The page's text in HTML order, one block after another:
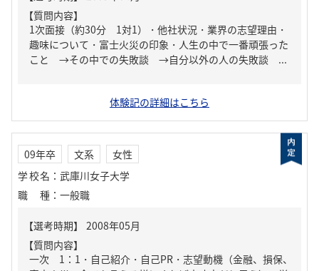
【質問内容】
1次面接（約30分 1対1）・他社状況・業界の志望理由・
趣味について・富士火災の印象・人生の中で一番頑張った
こと →その中での失敗談 →自分以外の人の失敗談 ...
体験記の詳細はこちら
09年卒 文系
女性
学校名 ： 武庫川女子大学
職種 ： 一般職
【質問内容】
一次 1：1・自己紹介・自己PR・志望動機（金融、損保、